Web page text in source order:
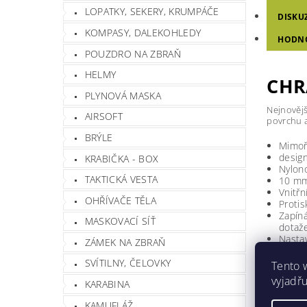
LOPATKY, SEKERY, KRUMPÁČE
KOMPASY, DALEKOHLEDY
POUZDRO NA ZBRAŇ
HELMY
PLYNOVÁ MASKA
AIRSOFT
BRÝLE
KRABIČKA - BOX
TAKTICKÁ VESTA
OHŘÍVAČE TĚLA
MASKOVACÍ SÍŤ
ZÁMEK NA ZBRAŇ
SVÍTILNY, ČELOVKY
KARABINA
povrchu
10
Barva
Tento